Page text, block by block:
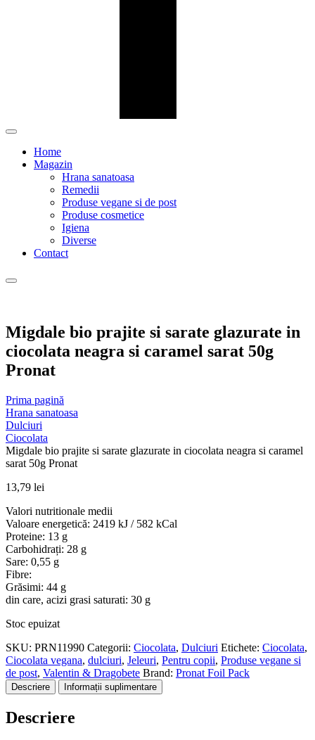
Home
Magazin
Hrana sanatoasa
Remedii
Produse vegane si de post
Produse cosmetice
Igiena
Diverse
Contact
Migdale bio prajite si sarate glazurate in
ciocolata neagra si caramel sarat 50g
Pronat
Prima pagină
Hrana sanatoasa
Dulciuri
Ciocolata
Migdale bio prajite si sarate glazurate in ciocolata neagra si caramel
sarat 50g Pronat
13,79 lei
Valori nutritionale medii
Valoare energetică: 2419 kJ / 582 kCal
Proteine: 13 g
Carbohidrați: 28 g
Sare: 0,55 g
Fibre:
Grăsimi: 44 g
din care, acizi grasi saturati: 30 g
Stoc epuizat
SKU: PRN11990 Categorii: Ciocolata, Dulciuri Etichete: Ciocolata,
Ciocolata vegana, dulciuri, Jeleuri, Pentru copii, Produse vegane si
de post, Valentin & Dragobete Brand: Pronat Foil Pack
Descriere Informații suplimentare
Descriere